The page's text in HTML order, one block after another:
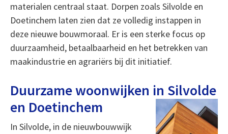
materialen centraal staat. Dorpen zoals Silvolde en
Doetinchem laten zien dat ze volledig instappen in
deze nieuwe bouwmoraal. Er is een sterke focus op
duurzaamheid, betaalbaarheid en het betrekken van
maakindustrie en agrariërs bij dit initiatief.
Duurzame woonwijken in Silvolde
en Doetinchem
In Silvolde, in de nieuwbouwwijk